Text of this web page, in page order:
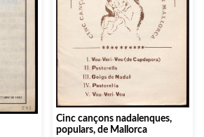
Cinc cançons nadalenques,
populars, de Mallorca